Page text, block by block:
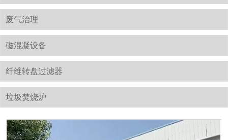
废气治理
磁混凝设备
纤维转盘过滤器
垃圾焚烧炉